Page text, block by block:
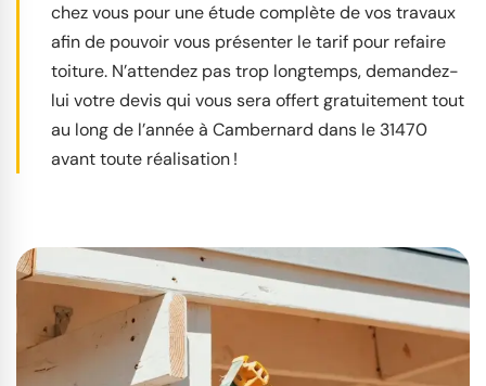
chez vous pour une étude complète de vos travaux
afin de pouvoir vous présenter le tarif pour refaire
toiture. N’attendez pas trop longtemps, demandez-
lui votre devis qui vous sera offert gratuitement tout
au long de l’année à Cambernard dans le 31470
avant toute réalisation !